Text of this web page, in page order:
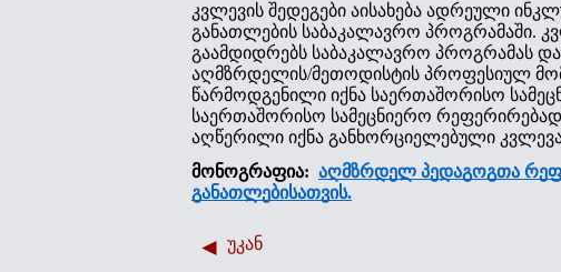
კვლევის შედეგები აისახება ადრეული
განათლების საბაკალავრო პროგრამაში.
გაამდიდრებს საბაკალავრო პროგრამას
აღმზრდელის/მეთოდისტის პროფესიულ
წარმოდგენილი იქნა საერთაშორისო
საერთაშორისო სამეცნიერო
აღწერილი იქნა განხორციელებული კვლევა
მონოგრაფია: აღმზრდელ პედაგოგთა
განათლებისათვის.
უკან